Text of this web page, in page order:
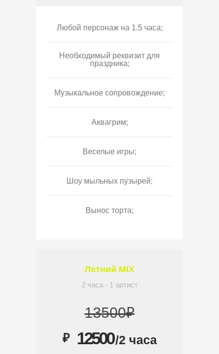
Любой персонаж на 1.5 часа;
Необходимый реквизит для
праздника;
Музыкальное сопровождение;
Аквагрим;
Веселые игры;
Шоу мыльных пузырей;
Вынос торта;
Летний MIX
2 часа - 1 артист
13500₽
₽ 12500/2 часа